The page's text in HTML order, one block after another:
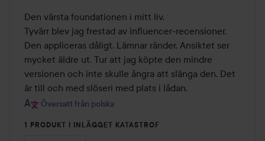
av
5
Den värsta foundationen i mitt liv.
Tyvärr blev jag frestad av influencer-recensioner.
Den appliceras dåligt. Lämnar ränder. Ansiktet ser
mycket äldre ut. Tur att jag köpte den mindre
versionen och inte skulle ångra att slänga den. Det
är till och med slöseri med plats i lådan.
Översatt från polska
1 PRODUKT I INLÄGGET KATASTROF